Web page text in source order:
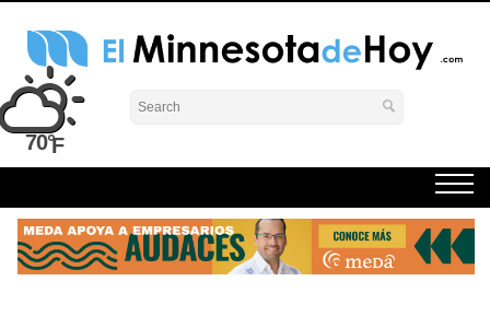
Skip
content
El Minnesota de Hoy Noticias
Latino Noticias Minnesota News
70°